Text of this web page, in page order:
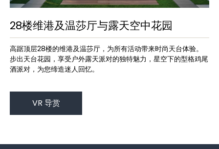
28楼维港及温莎厅与露天空中花园
高踞顶层28楼的维港及温莎厅，为所有活动带来时尚天台体验。
步出天台花园，享受户外露天派对的独特魅力，星空下的型格鸡尾
酒派对，为您缔造迷人回忆。
VR 导赏